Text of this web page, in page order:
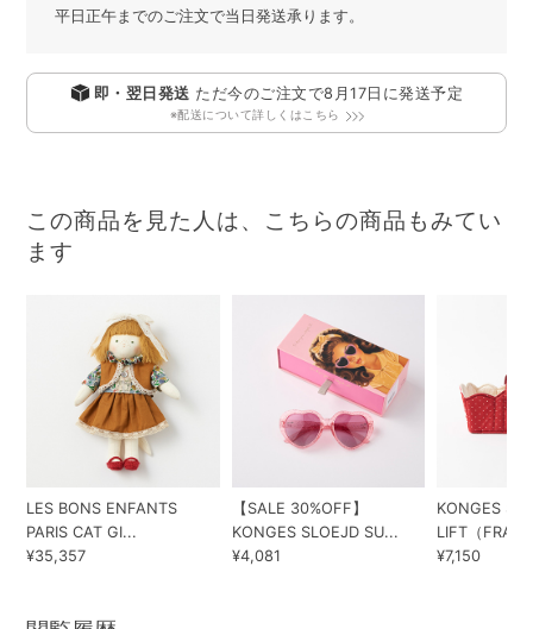
平日正午までのご注文で当日発送承ります。
即・翌日発送 ただ今のご注文で8月17日 に発送予定
※配送について詳しくはこちら
この商品を見た人は、こちらの商品もみてい
ます
LES BONS ENFANTS
PARIS CAT GI...
¥35,357
【SALE 30%OFF】
KONGES SLOEJD SU...
¥4,081
KONGES
LIFT（
¥7,150